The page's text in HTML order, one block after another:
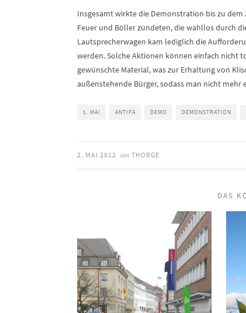
Insgesamt wirkte die Demonstration bis zu
Feuer und Böller zündeten, die wahllos durch
Lautsprecherwagen kam lediglich die
werden. Solche Aktionen können einfach nicht
gewünschte Material, was zur Erhaltung von
außenstehende Bürger, sodass man nicht
1. MAI ANTIFA DEMO DEMONSTRATION
2. MAI 2012 von THORGE
DAS